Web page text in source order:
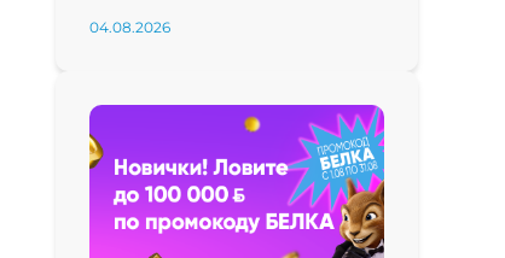
04.08.2026